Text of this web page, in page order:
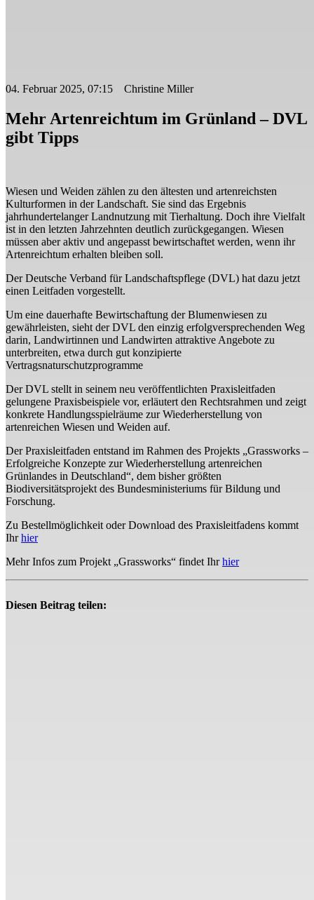
04. Februar 2025, 07:15 Christine Miller
Mehr Artenreichtum im Grünland – DVL
gibt Tipps
Wiesen und Weiden zählen zu den ältesten und artenreichsten
Kulturformen in der Landschaft. Sie sind das Ergebnis
jahrhundertelanger Landnutzung mit Tierhaltung. Doch ihre Vielfalt
ist in den letzten Jahrzehnten deutlich zurückgegangen. Wiesen
müssen aber aktiv und angepasst bewirtschaftet werden, wenn ihr
Artenreichtum erhalten bleiben soll.
Der Deutsche Verband für Landschaftspflege (DVL) hat dazu jetzt
einen Leitfaden vorgestellt.
Um eine dauerhafte Bewirtschaftung der Blumenwiesen zu
gewährleisten, sieht der DVL den einzig erfolgversprechenden Weg
darin, Landwirtinnen und Landwirten attraktive Angebote zu
unterbreiten, etwa durch gut konzipierte
Vertragsnaturschutzprogramme
Der DVL stellt in seinem neu veröffentlichten Praxisleitfaden
gelungene Praxisbeispiele vor, erläutert den Rechtsrahmen und zeigt
konkrete Handlungsspielräume zur Wiederherstellung von
artenreichen Wiesen und Weiden auf.
Der Praxisleitfaden entstand im Rahmen des Projekts „Grassworks –
Erfolgreiche Konzepte zur Wiederherstellung artenreichen
Grünlandes in Deutschland“, dem bisher größten
Biodiversitätsprojekt des Bundesministeriums für Bildung und
Forschung.
Zu Bestellmöglichkeit oder Download des Praxisleitfadens kommt
Ihrhier
Mehr Infos zum Projekt „Grassworks“ findet Ihrhier
Diesen Beitrag teilen: